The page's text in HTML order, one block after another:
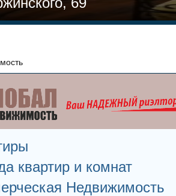
квартир и комнат
Недвижимость